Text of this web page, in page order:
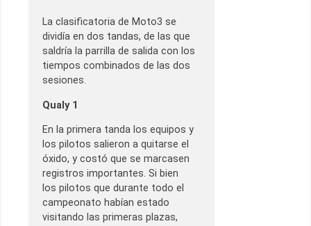
La clasificatoria de Moto3 se
dividía en dos tandas, de las que
saldría la parrilla de salida con los
tiempos combinados de las dos
sesiones.
Qualy 1
En la primera tanda los equipos y
los pilotos salieron a quitarse el
óxido, y costó que se marcasen
registros importantes. Si bien
los pilotos que durante todo el
campeonato habían estado
visitando las primeras plazas,